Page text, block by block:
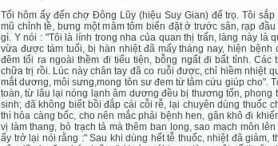
Tối hôm ấy đến chợ Đông Lũy (hiệu Suy Gian) để trọ. Tôi
mũ chỉnh tề, bưng một mâm tôm biển đặt ở trước sân, rạp
gì. Y nói : "Tôi là lính trong nha của quan thị trấn, làng này là
vừa được tám tuổi, bị hàn nhiệt đã mấy tháng nay, hiện bệnh
đêm tối ra ngoài thềm đi tiểu tiện, bỗng ngất đi bất tỉnh. Các
chữa trị rồi. Lúc này chân tay đã co ruỗi được, chỉ hiềm nhiệt
mắt dương, môi sưng,mong tôn sư đem từ tâm cứu giúp cho".
toàn, từ lâu lại nóng lạnh âm dương đều bị thương tổn, phong
sinh; đã không biết bồi đắp cái cỗi rễ, lại chuyên dùng thuốc
thì hỏa càng bốc, cho nên mắc phải bệnh hen, gân khô đi
vị làm thang, bỏ trạch tả mà thêm ban long, sao mạch môn
ấy trở lại nói rằng :" Sau khi dùng hết tễ thuốc, nhiệt đã giảm,